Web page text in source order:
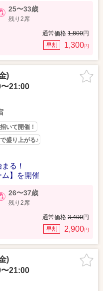
25〜33歳
残り2席
通常価格 1,800円
早割 1,300円
)
21:00
いて開催！
盛り上がる♪
る！
】を開催
26〜37歳
残り2席
通常価格 3,400円
早割 2,900円
)
21:00